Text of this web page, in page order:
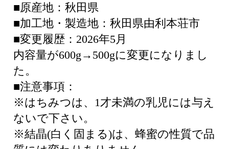
■原産地：秋田県
■加工地・製造地：秋田県由利本荘市
■変更履歴：2026年5月
内容量が600g→500gに変更になりまし
た。
■注意事項：
※はちみつは、1才未満の乳児には与え
ないで下さい。
※結晶(白く固まる)は、蜂蜜の性質で品